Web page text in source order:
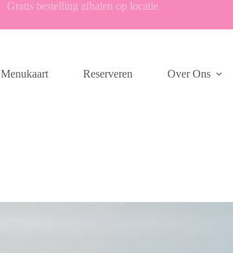
Gratis bestelling afhalen op locatie
Menukaart Reserveren Over Ons